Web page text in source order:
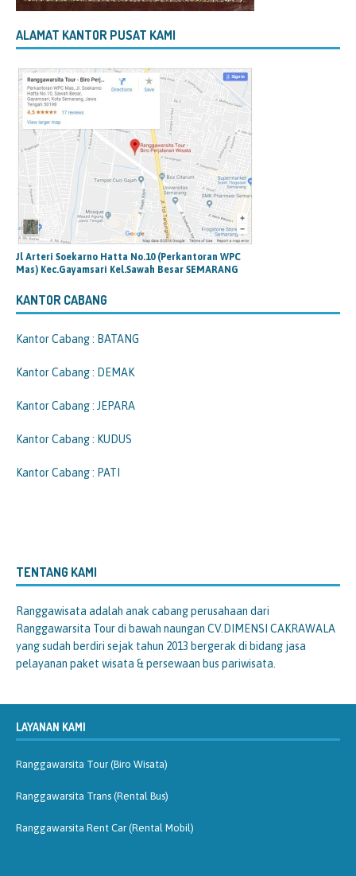
ALAMAT KANTOR PUSAT KAMI
Jl Arteri Soekarno Hatta No.10 (Perkantoran WPC
Mas) Kec.Gayamsari Kel.Sawah Besar SEMARANG
KANTOR CABANG
Kantor Cabang : BATANG
Kantor Cabang : DEMAK
Kantor Cabang : JEPARA
Kantor Cabang : KUDUS
Kantor Cabang : PATI
TENTANG KAMI
Ranggawisata adalah anak cabang perusahaan dari
Ranggawarsita Tour di bawah naungan CV.DIMENSI CAKRAWALA
yang sudah berdiri sejak tahun 2013 bergerak di bidang jasa
pelayanan paket wisata & persewaan bus pariwisata.
LAYANAN KAMI
Ranggawarsita Tour (Biro Wisata)
Ranggawarsita Trans (Rental Bus)
Ranggawarsita Rent Car (Rental Mobil)